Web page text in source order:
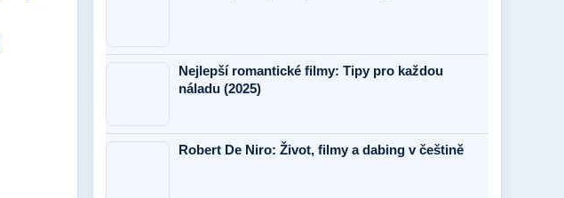
Nejlepší romantické filmy: Tipy pro každou
náladu (2025)
Robert De Niro: Život, filmy a dabing v češtině